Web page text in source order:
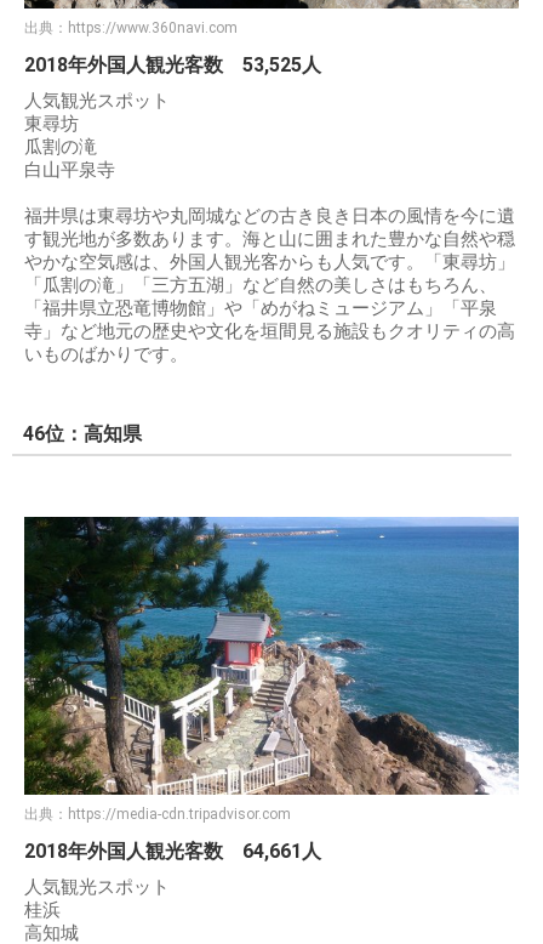
出典： https://www.360navi.com
2018年外国人観光客数 53,525人
人気観光スポット
東尋坊
瓜割の滝
白山平泉寺
福井県は東尋坊や丸岡城などの古き良き日本の風情を今に遺
す観光地が多数あります。海と山に囲まれた豊かな自然や穏
やかな空気感は、外国人観光客からも人気です。「東尋坊」
「瓜割の滝」「三方五湖」など自然の美しさはもちろん、
「福井県立恐竜博物館」や「めがねミュージアム」「平泉
寺」など地元の歴史や文化を垣間見る施設もクオリティの高
いものばかりです。
46位：高知県
出典： https://media-cdn.tripadvisor.com
2018年外国人観光客数 64,661人
人気観光スポット
桂浜
高知城